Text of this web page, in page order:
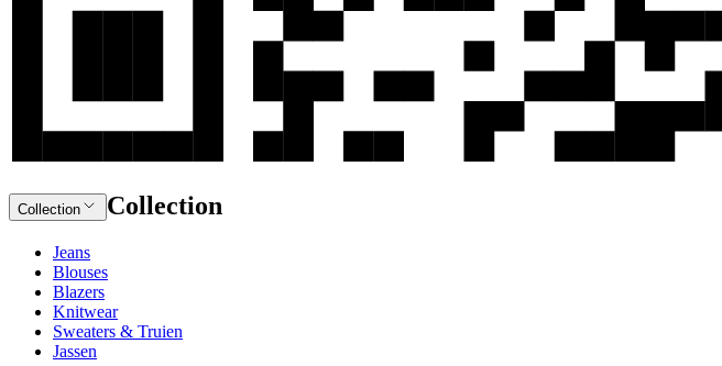
Collection Collection
Jeans
Blouses
Blazers
Knitwear
Sweaters & Truien
Jassen